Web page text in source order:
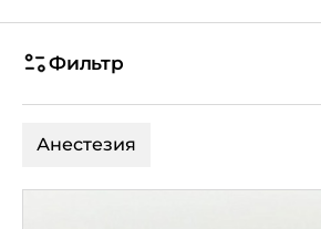
Доставка и оплата
Новости
Фильтр
Анестезия